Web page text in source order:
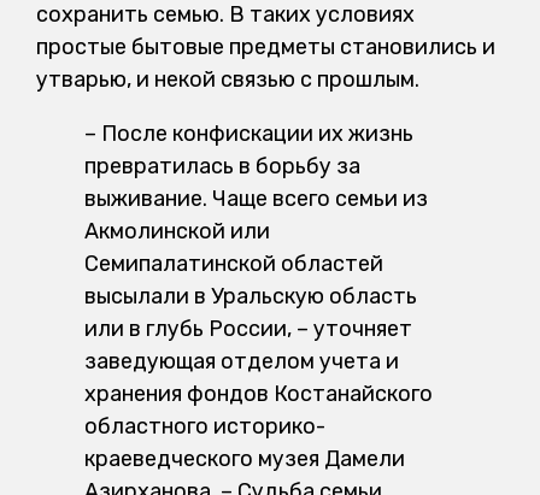
сохранить семью. В таких условиях
простые бытовые предметы становились и
утварью, и некой связью с прошлым.
– После конфискации их жизнь
превратилась в борьбу за
выживание. Чаще всего семьи из
Акмолинской или
Семипалатинской областей
высылали в Уральскую область
или в глубь России, – уточняет
заведующая отделом учета и
хранения фондов Костанайского
областного историко-
краеведческого музея Дамели